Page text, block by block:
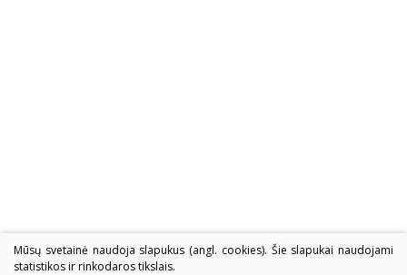
Mūsų svetainė naudoja slapukus (angl. cookies). Šie slapukai naudojami
statistikos ir rinkodaros tikslais.